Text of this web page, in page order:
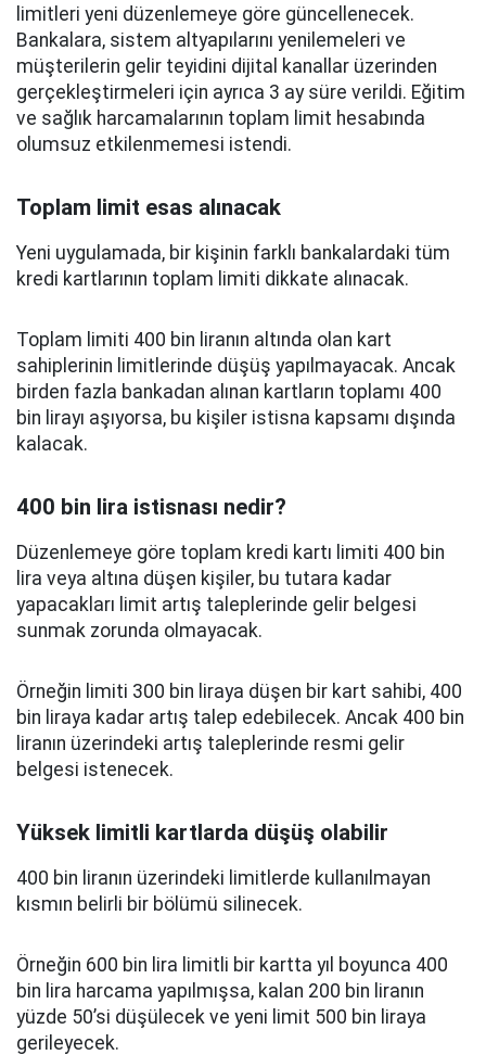
limitleri yeni düzenlemeye göre güncellenecek.
Bankalara, sistem altyapılarını yenilemeleri ve
müşterilerin gelir teyidini dijital kanallar üzerinden
gerçekleştirmeleri için ayrıca 3 ay süre verildi. Eğitim
ve sağlık harcamalarının toplam limit hesabında
olumsuz etkilenmemesi istendi.
Toplam limit esas alınacak
Yeni uygulamada, bir kişinin farklı bankalardaki tüm
kredi kartlarının toplam limiti dikkate alınacak.
Toplam limiti 400 bin liranın altında olan kart
sahiplerinin limitlerinde düşüş yapılmayacak. Ancak
birden fazla bankadan alınan kartların toplamı 400
bin lirayı aşıyorsa, bu kişiler istisna kapsamı dışında
kalacak.
400 bin lira istisnası nedir?
Düzenlemeye göre toplam kredi kartı limiti 400 bin
lira veya altına düşen kişiler, bu tutara kadar
yapacakları limit artış taleplerinde gelir belgesi
sunmak zorunda olmayacak.
Örneğin limiti 300 bin liraya düşen bir kart sahibi, 400
bin liraya kadar artış talep edebilecek. Ancak 400 bin
liranın üzerindeki artış taleplerinde resmi gelir
belgesi istenecek.
Yüksek limitli kartlarda düşüş olabilir
400 bin liranın üzerindeki limitlerde kullanılmayan
kısmın belirli bir bölümü silinecek.
Örneğin 600 bin lira limitli bir kartta yıl boyunca 400
bin lira harcama yapılmışsa, kalan 200 bin liranın
yüzde 50’si düşülecek ve yeni limit 500 bin liraya
gerileyecek.